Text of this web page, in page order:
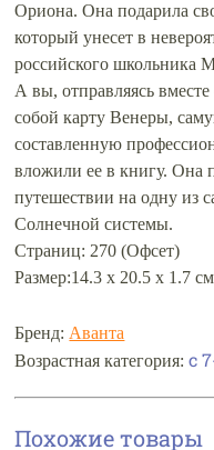
Ориона. Она подарила
который унесет в
российского школьника
А вы, отправляясь вместе
собой карту Венеры,
составленную
вложили ее в книгу. Она
путешествии на одну из
Солнечной системы.
Страниц: 270 (Офсет)
Размер:14.3 х 20.5 х 1.7 см
Бренд: Аванта
Возрастная категория:с
Похожие товары